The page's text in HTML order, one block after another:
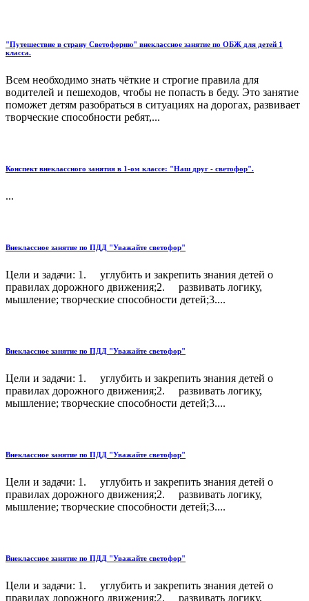
"Путешествие в страну Светофорию" внеклассное занятие по ОБЖ для детей 1
класса.
Всем необходимо знать чёткие и строгие правила для
водителей и пешеходов, чтобы не попасть в беду. Это занятие
поможет детям разобраться в ситуациях на дорогах, развивает
творческие способности ребят,...
Конспект внеклассного занятия в 1-ом классе: "Наш друг - светофор".
...
Внеклассное занятие по ПДД "Уважайте светофор"
Цели и задачи: 1. углубить и закрепить знания детей о
правилах дорожного движения;2. развивать логику,
мышление; творческие способности детей;3....
Внеклассное занятие по ПДД "Уважайте светофор"
Цели и задачи: 1. углубить и закрепить знания детей о
правилах дорожного движения;2. развивать логику,
мышление; творческие способности детей;3....
Внеклассное занятие по ПДД "Уважайте светофор"
Цели и задачи: 1. углубить и закрепить знания детей о
правилах дорожного движения;2. развивать логику,
мышление; творческие способности детей;3....
Внеклассное занятие по ПДД "Уважайте светофор"
Цели и задачи: 1. углубить и закрепить знания детей о
правилах дорожного движения;2. развивать логику,